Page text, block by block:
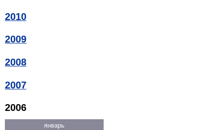
2010
2009
2008
2007
2006
январь